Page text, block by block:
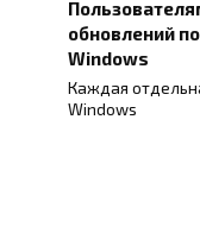
обновлений
Windows
Каждая
Windows